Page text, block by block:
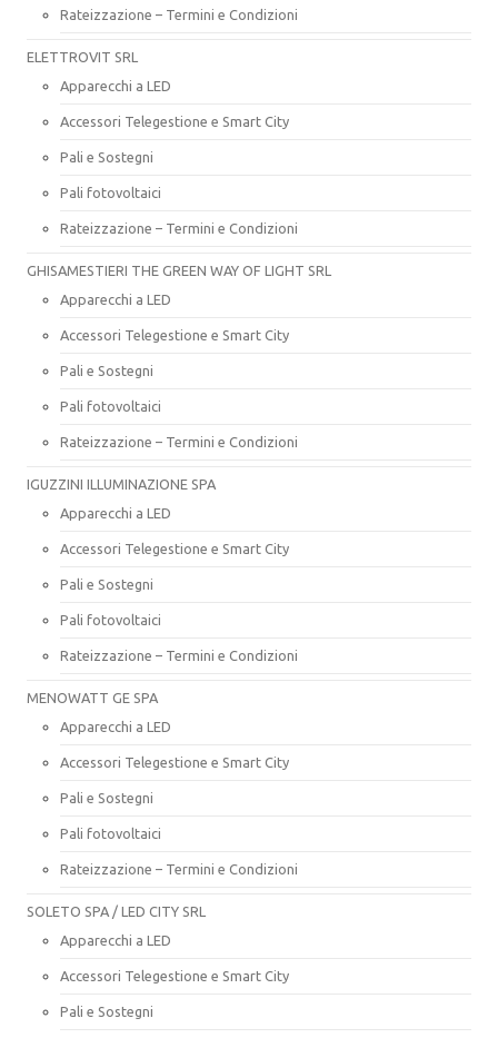
Rateizzazione – Termini e Condizioni
ELETTROVIT SRL
Apparecchi a LED
Accessori Telegestione e Smart City
Pali e Sostegni
Pali fotovoltaici
Rateizzazione – Termini e Condizioni
GHISAMESTIERI THE GREEN WAY OF LIGHT SRL
Apparecchi a LED
Accessori Telegestione e Smart City
Pali e Sostegni
Pali fotovoltaici
Rateizzazione – Termini e Condizioni
IGUZZINI ILLUMINAZIONE SPA
Apparecchi a LED
Accessori Telegestione e Smart City
Pali e Sostegni
Pali fotovoltaici
Rateizzazione – Termini e Condizioni
MENOWATT GE SPA
Apparecchi a LED
Accessori Telegestione e Smart City
Pali e Sostegni
Pali fotovoltaici
Rateizzazione – Termini e Condizioni
SOLETO SPA / LED CITY SRL
Apparecchi a LED
Accessori Telegestione e Smart City
Pali e Sostegni